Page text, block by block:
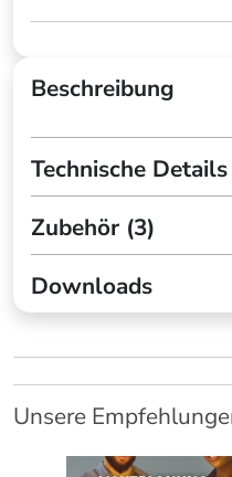
Beschreibung
Technische Details
Zubehör (3)
Downloads
Unsere